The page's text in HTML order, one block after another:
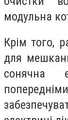
модульна
Крім того,
для
сонячна